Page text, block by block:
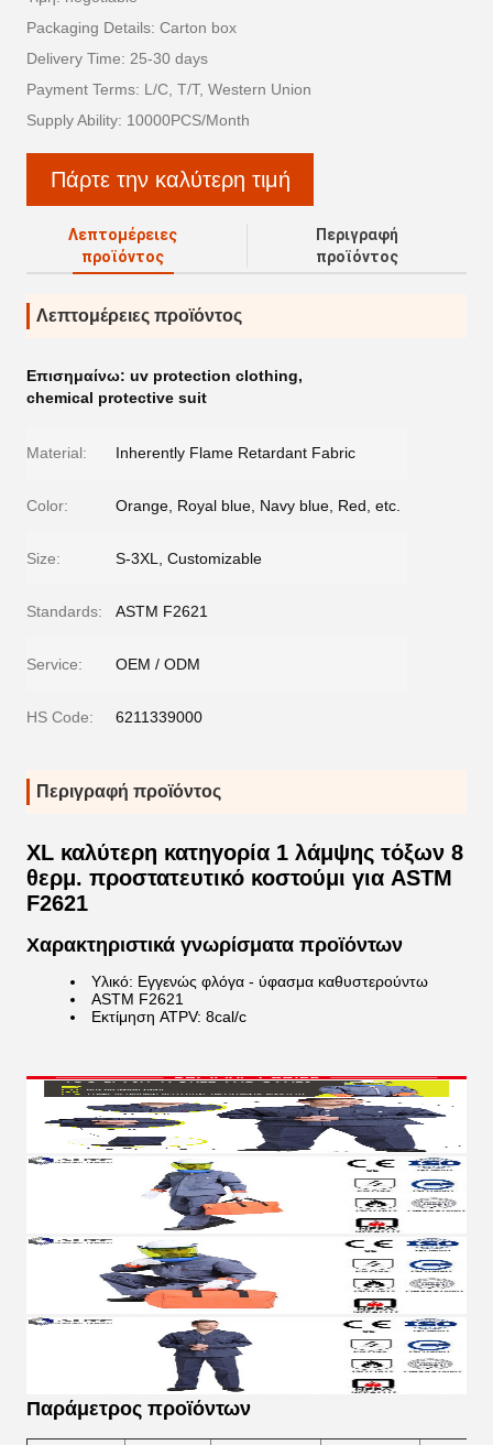
Packaging Details: Carton box
Delivery Time: 25-30 days
Payment Terms: L/C, T/T, Western Union
Supply Ability: 10000PCS/Month
Πάρτε την καλύτερη τιμή
Λεπτομέρειες
προϊόντος
Περιγραφή
προϊόντος
Λεπτομέρειες προϊόντος
Επισημαίνω: uv protection clothing,
chemical protective suit
Material: Inherently Flame Retardant Fabric
Color: Orange, Royal blue, Navy blue, Red, etc.
Size: S-3XL, Customizable
Standards: ASTM F2621
Service: OEM / ODM
HS Code: 6211339000
Περιγραφή προϊόντος
XL καλύτερη κατηγορία 1 λάμψης τόξων 8
θερμ. προστατευτικό κοστούμι για ASTM
F2621
Χαρακτηριστικά γνωρίσματα προϊόντων
Υλικό: Εγγενώς φλόγα - ύφασμα καθυστερούντω
ASTM F2621
Εκτίμηση ATPV: 8cal/c
Παράμετρος προϊόντων